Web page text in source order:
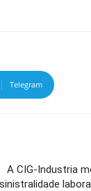
Telegram
A CIG-Industria
sinistralidade